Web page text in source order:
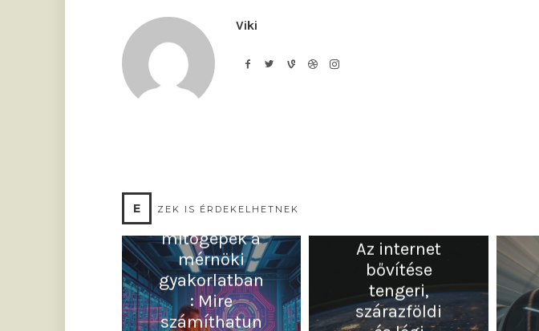
Viki
E ZEK IS ÉRDEKELHETNEK
Kvantumszá
mítógépek a
mérnöki
gyakorlatban
: Mire
számíthatun
Az internet
bővítése
tengeri,
szárazföldi